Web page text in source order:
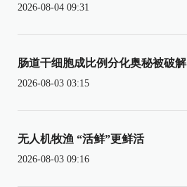
2026-08-04 09:31
肠道干细胞成比例分化奥秘被破解
2026-08-03 03:15
无人机牧渔 “活鲜”更鲜活
2026-08-03 09:16